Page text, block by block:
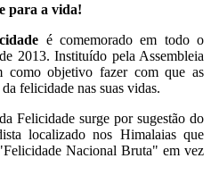
para a vida!
é comemorado em todo o
2013. Instituído pela Assembleia
como objetivo fazer com que as
felicidade nas suas vidas.
Felicidade surge por sugestão do
localizado nos Himalaias que
Nacional Bruta" em vez